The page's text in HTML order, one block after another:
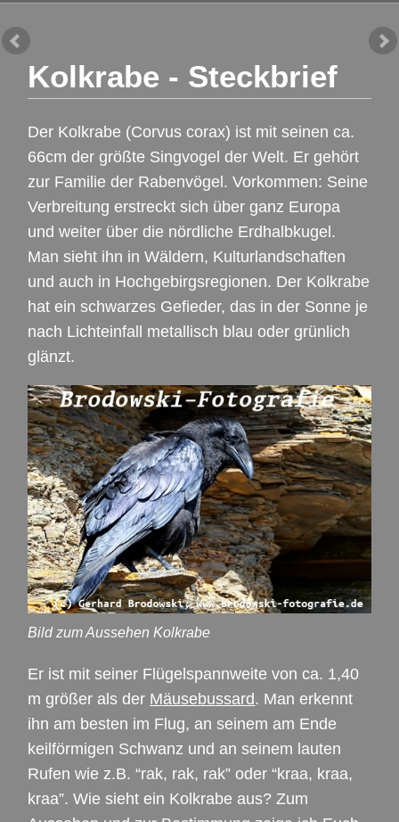
Kolkrabe - Steckbrief
Der Kolkrabe (Corvus corax) ist mit seinen ca.
66cm der größte Singvogel der Welt. Er gehört
zur Familie der Rabenvögel. Vorkommen: Seine
Verbreitung erstreckt sich über ganz Europa
und weiter über die nördliche Erdhalbkugel.
Man sieht ihn in Wäldern, Kulturlandschaften
und auch in Hochgebirgsregionen. Der Kolkrabe
hat ein schwarzes Gefieder, das in der Sonne je
nach Lichteinfall metallisch blau oder grünlich
glänzt.
Bild zum Aussehen Kolkrabe
Er ist mit seiner Flügelspannweite von ca. 1,40
m größer als der Mäusebussard. Man erkennt
ihn am besten im Flug, an seinem am Ende
keilförmigen Schwanz und an seinem lauten
Rufen wie z.B. “rak, rak, rak” oder “kraa, kraa,
kraa”. Wie sieht ein Kolkrabe aus? Zum